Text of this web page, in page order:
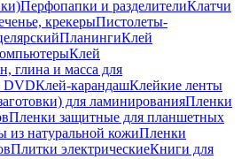
Перфопапки и разделителиКлатчи
крекерыПистолеты-
ПланингиКлей
Клей
глина и масса для
DVDКлей-карандашКлейкие ленты
для ламинированияПленки
Пленки защитные для планшетных
натуральной кожиПленки
Плитки электрическиеКниги для